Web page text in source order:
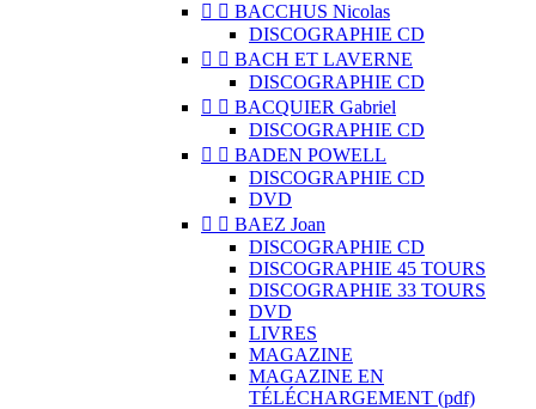
  BACCHUS Nicolas
DISCOGRAPHIE CD
  BACH ET LAVERNE
DISCOGRAPHIE CD
  BACQUIER Gabriel
DISCOGRAPHIE CD
  BADEN POWELL
DISCOGRAPHIE CD
DVD
  BAEZ Joan
DISCOGRAPHIE CD
DISCOGRAPHIE 45 TOURS
DISCOGRAPHIE 33 TOURS
DVD
LIVRES
MAGAZINE
MAGAZINE EN
TÉLÉCHARGEMENT (pdf)